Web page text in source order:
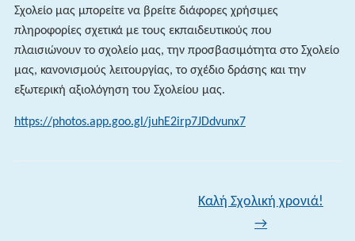
Σχολείο μας μπορείτε να βρείτε διάφορες χρήσιμες
πληροφορίες σχετικά με τους εκπαιδευτικούς που
πλαισιώνουν το σχολείο μας, την προσβασιμότητα στο Σχολείο
μας, κανονισμούς λειτουργίας, το σχέδιο δράσης και την
εξωτερική αξιολόγηση του Σχολείου μας.
https://photos.app.goo.gl/juhE2irp7JDdvunx7
Καλή Σχολική χρονιά!
→